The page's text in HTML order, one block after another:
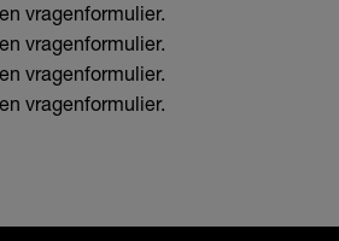
vragenformulier.
vragenformulier.
vragenformulier.
vragenformulier.